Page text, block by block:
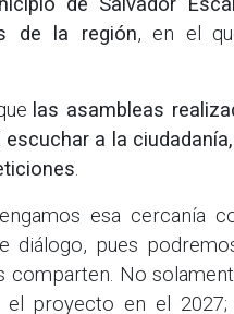
de la región, en el
las asambleas
a la
esa cercanía
diálogo, pues
comparten. No
el proyecto en el